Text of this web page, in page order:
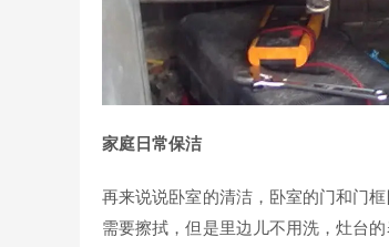
家庭日常保洁
再来说说卧室的清洁，卧室的门和门
需要擦拭，但是里边儿不用洗，灶台